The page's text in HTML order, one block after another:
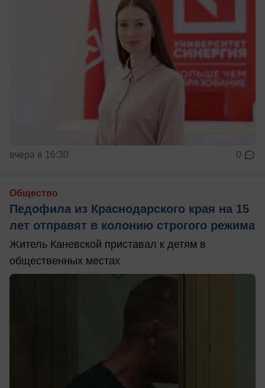
вчера в 16:30 0
Общество
Педофила из Краснодарского края на 15
лет отправят в колонию строгого режима
Житель Каневской приставал к детям в
общественных местах